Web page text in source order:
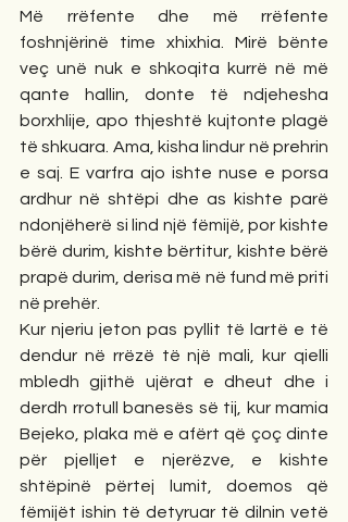
Më rrëfente dhe më rrëfente
foshnjërinë time xhixhia. Mirë bënte
veç unë nuk e shkoqita kurrë në më
qante hallin, donte të ndjehesha
borxhlije, apo thjeshtë kujtonte plagë
të shkuara. Ama, kisha lindur në prehrin
e saj. E varfra ajo ishte nuse e porsa
ardhur në shtëpi dhe as kishte parë
ndonjëherë si lind një fëmijë, por kishte
bërë durim, kishte bërtitur, kishte bërë
prapë durim, derisa më në fund më priti
në prehër.
Kur njeriu jeton pas pyllit të lartë e të
dendur në rrëzë të një mali, kur qielli
mbledh gjithë ujërat e dheut dhe i
derdh rrotull banesës së tij, kur mamia
Bejeko, plaka më e afërt që çoç dinte
për pjelljet e njerëzve, e kishte
shtëpinë përtej lumit, doemos që
fëmijët ishin të detyruar të dilnin vetë